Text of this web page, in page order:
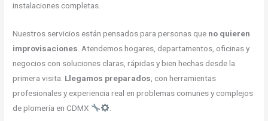
instalaciones completas.
Nuestros servicios están pensados para personas que no quieren
improvisaciones . Atendemos hogares, departamentos, oficinas y
negocios con soluciones claras, rápidas y bien hechas desde la
primera visita. Llegamos preparados , con herramientas
profesionales y experiencia real en problemas comunes y complejos
de plomería en CDMX